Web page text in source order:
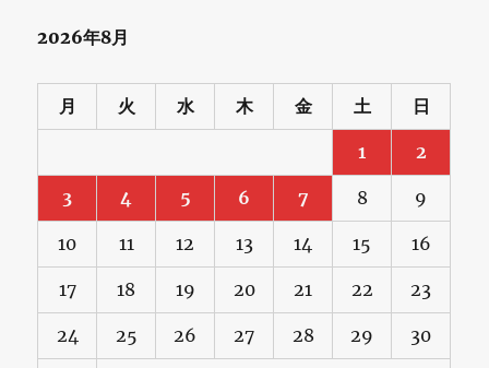
2026年8月
月 火 水 木 金 土 日
1 2
3 4 5 6 7 8 9
10 11 12 13 14 15 16
17 18 19 20 21 22 23
24 25 26 27 28 29 30